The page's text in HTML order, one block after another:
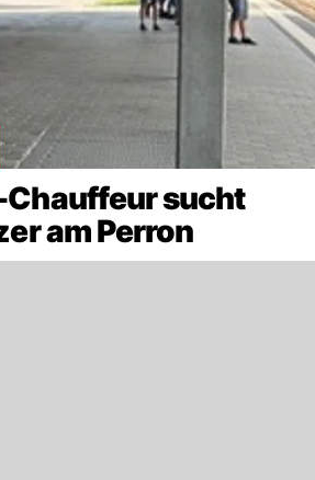
Chauffeur sucht
am Perron